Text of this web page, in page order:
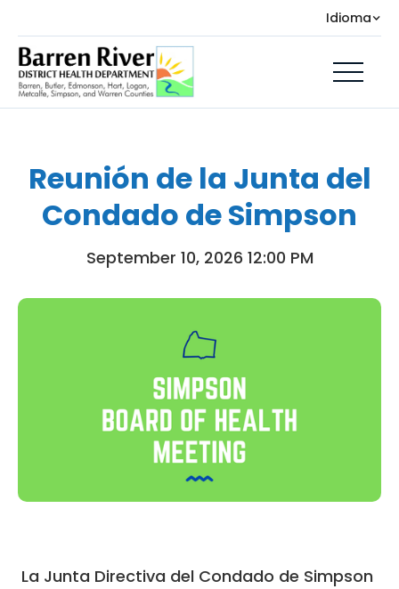
Idioma
Reunión de la Junta del
Condado de Simpson
September 10, 2026 12:00 PM
La Junta Directiva del Condado de Simpson